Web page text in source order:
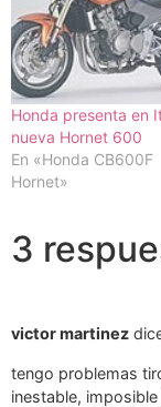
Honda presenta en
nueva Hornet 600
En «Honda CB600F
Hornet»
3
victor martinez
tengo problemas
inestable,